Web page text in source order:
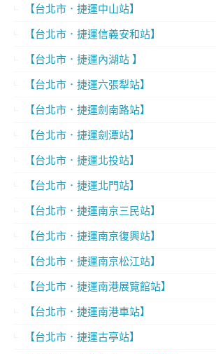
【台北市．捷運中山站】
【台北市．捷運信義安和站】
【台北市．捷運內湖站 】
【台北市．捷運六張犁站】
【台北市．捷運劍南路站】
【台北市．捷運劍潭站】
【台北市．捷運北投站】
【台北市．捷運北門站】
【台北市．捷運南京三民站】
【台北市．捷運南京復興站】
【台北市．捷運南京松江站】
【台北市．捷運南港展覽館站】
【台北市．捷運南港車站】
【台北市．捷運古亭站】